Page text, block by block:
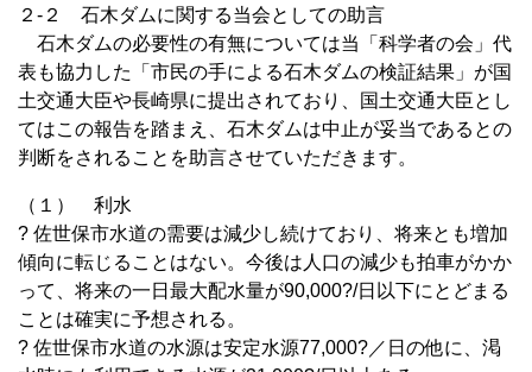
２-２ 石木ダムに関する当会としての助言
石木ダムの必要性の有無については当「科学者の会」代
表も協力した「市民の手による石木ダムの検証結果」が国
土交通大臣や長崎県に提出されており、国土交通大臣とし
てはこの報告を踏まえ、石木ダムは中止が妥当であるとの
判断をされることを助言させていただきます。
（１） 利水
? 佐世保市水道の需要は減少し続けており、将来とも増加
傾向に転じることはない。今後は人口の減少も拍車がかか
って、将来の一日最大配水量が90,000?/日以下にとどまる
ことは確実に予想される。
? 佐世保市水道の水源は安定水源77,000?／日の他に、渇